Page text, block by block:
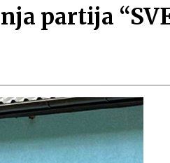
partija